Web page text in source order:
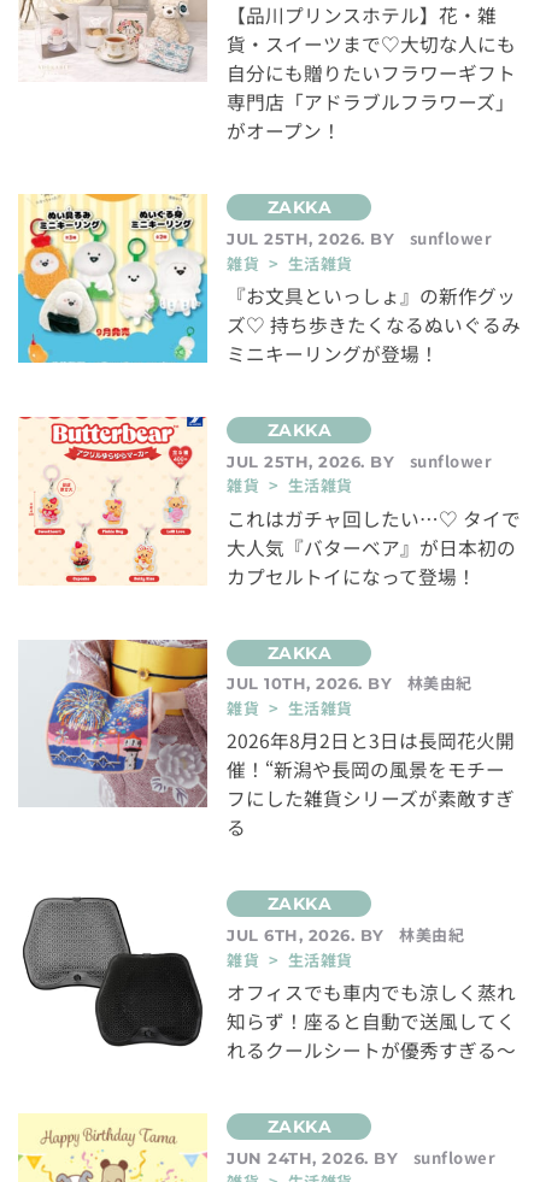
【品川プリンスホテル】花・雑
貨・スイーツまで♡大切な人にも
自分にも贈りたいフラワーギフト
専門店「アドラブルフラワーズ」
がオープン！
JUL 25TH, 2026. BY
sunflower
雑貨 > 生活雑貨
『お文具といっしょ』の新作グッ
ズ♡ 持ち歩きたくなるぬいぐるみ
ミニキーリングが登場！
JUL 25TH, 2026. BY
sunflower
雑貨 > 生活雑貨
これはガチャ回したい…♡ タイで
大人気『バターベア』が日本初の
カプセルトイになって登場！
JUL 10TH, 2026. BY
林美由紀
雑貨 > 生活雑貨
2026年8月2日と3日は長岡花火開
催！“新潟や長岡の風景をモチー
フにした雑貨シリーズが素敵すぎ
る
JUL 6TH, 2026. BY
林美由紀
雑貨 > 生活雑貨
オフィスでも車内でも涼しく蒸れ
知らず！座ると自動で送風してく
れるクールシートが優秀すぎる～
JUN 24TH, 2026. BY
sunflower